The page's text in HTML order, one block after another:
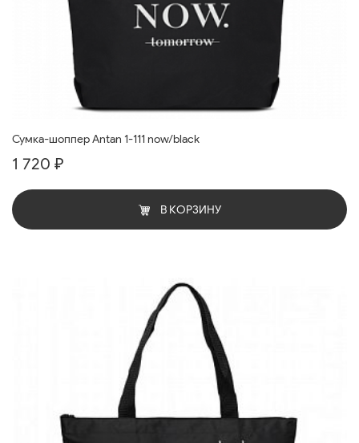
Сумка-шоппер Antan 1-111 now/black
1 720 ₽
В КОРЗИНУ